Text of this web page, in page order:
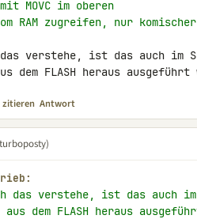
MOVC im oberen
RAM zugreifen, nur
verstehe, ist das auch im
dem FLASH heraus
zitieren Antwort
das verstehe, ist das auch
aus dem FLASH heraus